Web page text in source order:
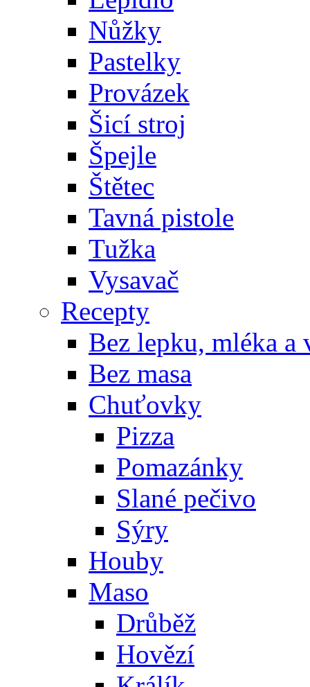
Nůžky
Pastelky
Provázek
Šicí stroj
Špejle
Štětec
Tavná pistole
Tužka
Vysavač
Recepty
Bez lepku, mléka a
Bez masa
Chuťovky
Pizza
Pomazánky
Slané pečivo
Sýry
Houby
Maso
Drůběž
Hovězí